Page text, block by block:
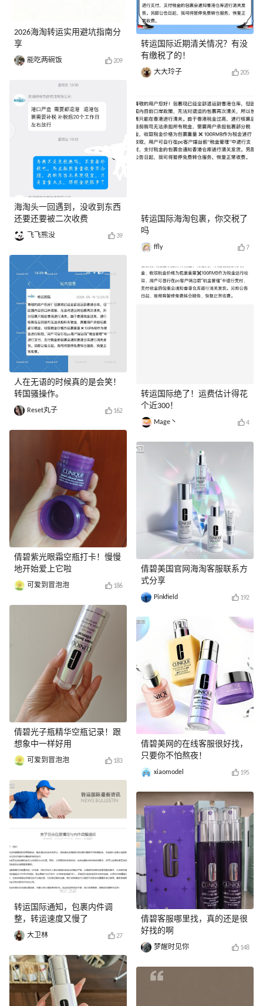
2026海淘转运实用避坑指南分
享
能吃两碗饭 209
海淘头一回遇到，没收到东西
还要还要被二次收费
飞飞熊没 39
人在无语的时候真的是会笑！
转国骚操作。
Reset丸子 162
倩碧紫光眼霜空瓶打卡！慢慢
地开始爱上它啦
可爱到冒泡泡 186
倩碧光子瓶精华空瓶记录！跟
想象中一样好用
可爱到冒泡泡 183
转运国际通知，包裹内件调
整，转运速度又慢了
大卫林 27
转运国际近期清关情况？有没
有缴税了的！
大大玲子 205
转运国际海淘包裹，你交税了
吗
ffly 7
转运国际绝了！运费估计得花
个近300！
Mage丶 4
倩碧美国官网海淘客服联系方
式分享
Pinkfield 192
倩碧美网的在线客服很好找，
只要你不怕熬夜！
xiaomodel 195
倩碧客服哪里找，真的还是很
好找的啊
梦醒时见你 148